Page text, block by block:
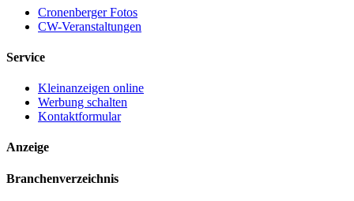
Cronenberger Fotos
CW-Veranstaltungen
Service
Kleinanzeigen online
Werbung schalten
Kontaktformular
Anzeige
Branchenverzeichnis